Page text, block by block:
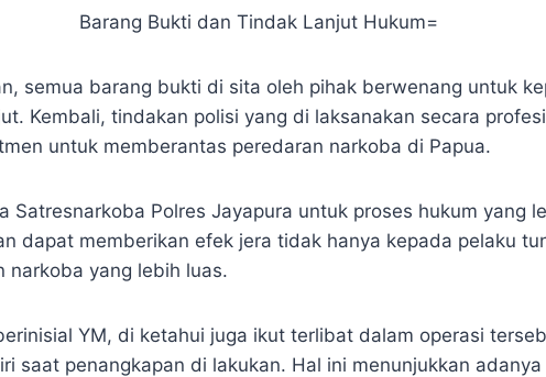
semua barang bukti di sita oleh pihak berwenang untuk
Kembali, tindakan polisi yang di laksanakan secara
untuk memberantas peredaran narkoba di Papua.
Satresnarkoba Polres Jayapura untuk proses hukum yang
dapat memberikan efek jera tidak hanya kepada pelaku
narkoba yang lebih luas.
YM, di ketahui juga ikut terlibat dalam operasi
saat penangkapan di lakukan. Hal ini menunjukkan